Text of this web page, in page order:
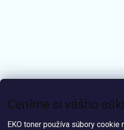
Ceníme si vášho
EKO toner používa súbory cookie